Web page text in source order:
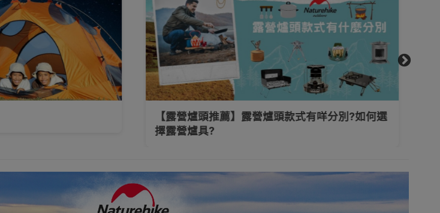
飲水袋 儲水袋 露營水袋 便攜桌椅 睡袋 天幕及功能帳幕 收納防水袋
【露營爐頭推薦】露營爐頭款式有咩分別?如何選
擇露營爐具?